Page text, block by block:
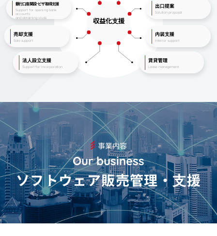
収益化⽀援
出⼝提案
Solution proposal
内装⽀援
Interior support
賃貸管理
Lease management
売却⽀援
Sale support
法⼈設⽴⽀援
Support for incorporation
銀⾏⼝座開設･ビザ取得⽀援
Support for opening bank
accounts
and obtaining visas
事業内容
Our business
ソフトウェア販売管理・⽀援